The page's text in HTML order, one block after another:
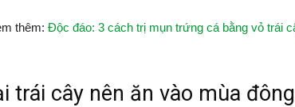
thêm: Độc đáo: 3 cách trị mụn trứng cá bằng vỏ trái
trái cây nên ăn vào mùa